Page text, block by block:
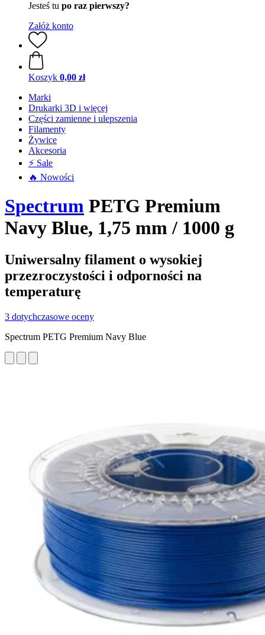
Jesteś tu po raz pierwszy?
Załóż konto
Koszyk 0,00 zł
Marki
Drukarki 3D i więcej
Części zamienne i ulepszenia
Filamenty
Żywice
Akcesoria
⚡ Sale
🔥 Nowości
Spectrum PETG Premium
Navy Blue, 1,75 mm / 1000 g
Uniwersalny filament o wysokiej
przezroczystości i odporności na
temperaturę
3 dotychczasowe oceny
Spectrum PETG Premium Navy Blue